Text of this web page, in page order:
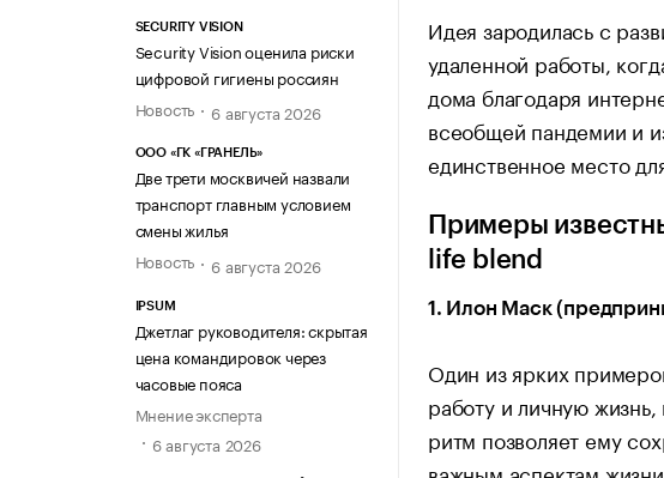
SECURITY VISION
Security Vision оценила риски
цифровой гигиены россиян
Новость
6 августа 2026
ООО «ГК «ГРАНЕЛЬ»
Две трети москвичей назвали
транспорт главным условием
смены жилья
Новость
6 августа 2026
IPSUM
Джетлаг руководителя: скрытая
цена командировок через
часовые пояса
Мнение эксперта
6 августа 2026
Идея зародилась с
удаленной работы,
дома благодаря
всеобщей пандемии и
единственное место
Примеры
life blend
1. Илон Маск
Один из ярких
работу и личную
ритм позволяет ему